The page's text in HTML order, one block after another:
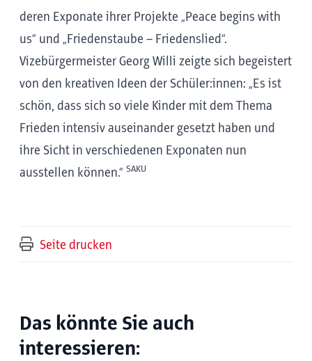
deren Exponate ihrer Projekte „Peace begins with
us“ und „Friedenstaube – Friedenslied“.
Vizebürgermeister Georg Willi zeigte sich begeistert
von den kreativen Ideen der Schüler:innen: „Es ist
schön, dass sich so viele Kinder mit dem Thema
Frieden intensiv auseinander gesetzt haben und
ihre Sicht in verschiedenen Exponaten nun
ausstellen können.“ SAKU
Seite drucken
Das könnte Sie auch
interessieren: